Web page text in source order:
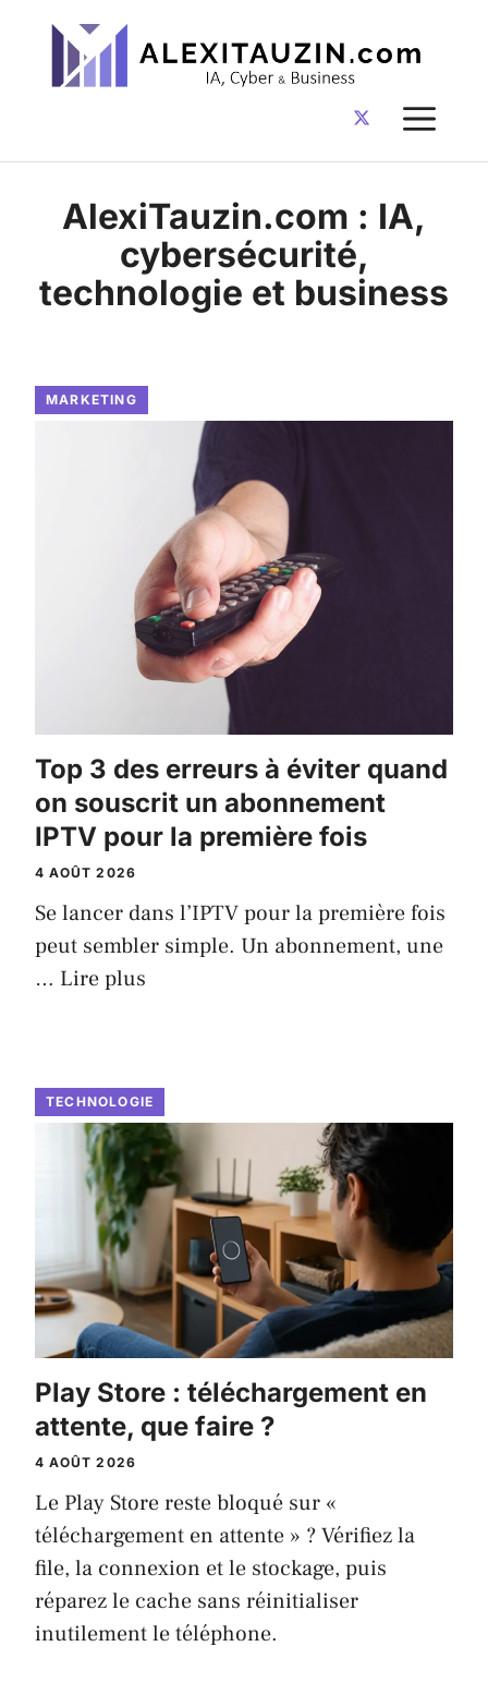
contenu
AlexiTauzin.com : IA,
cybersécurité,
technologie et business
MARKETING
Top 3 des erreurs à éviter quand
on souscrit un abonnement
IPTV pour la première fois
4 AOÛT 2026
Se lancer dans l’IPTV pour la première fois
peut sembler simple. Un abonnement, une
… Lire plus
TECHNOLOGIE
Play Store : téléchargement en
attente, que faire ?
4 AOÛT 2026
Le Play Store reste bloqué sur «
téléchargement en attente » ? Vérifiez la
file, la connexion et le stockage, puis
réparez le cache sans réinitialiser
inutilement le téléphone.